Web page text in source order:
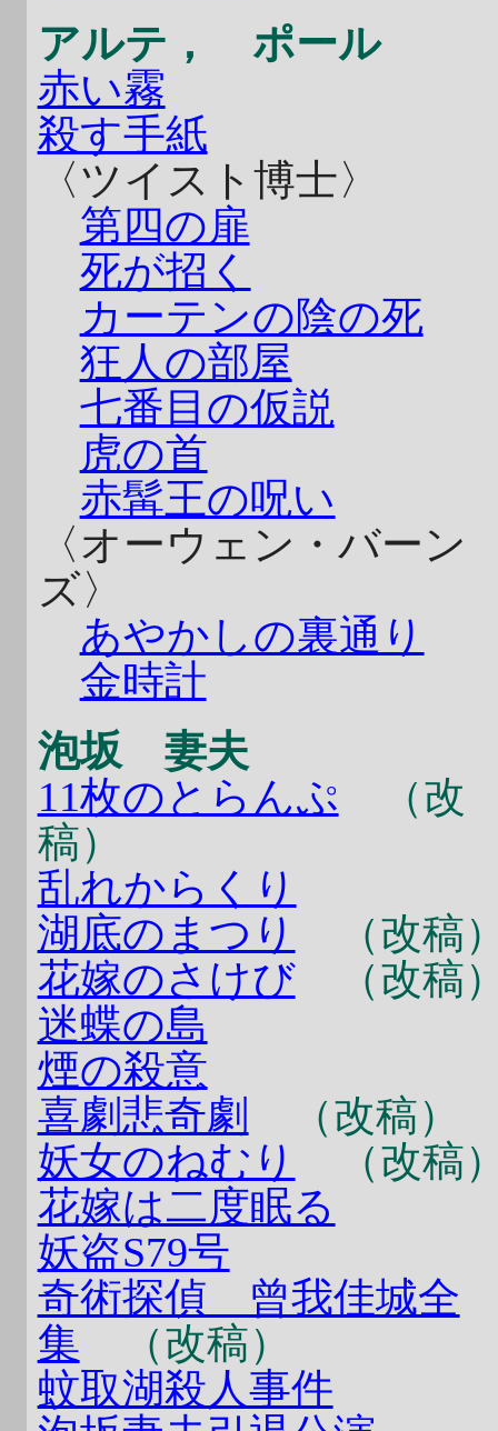
アルテ， ポール
赤い霧
殺す手紙
〈ツイスト博士〉
第四の扉
死が招く
カーテンの陰の死
狂人の部屋
七番目の仮説
虎の首
赤髯王の呪い
〈オーウェン・バーン
ズ〉
あやかしの裏通り
金時計
泡坂 妻夫
11枚のとらんぷ
（改
稿）
乱れからくり
湖底のまつり
（改稿
花嫁のさけび
（改稿
迷蝶の島
煙の殺意
喜劇悲奇劇
（改稿）
妖女のねむり
（改稿
花嫁は二度眠る
妖盗S79号
奇術探偵 曾我佳城全
集
（改稿）
蚊取湖殺人事件